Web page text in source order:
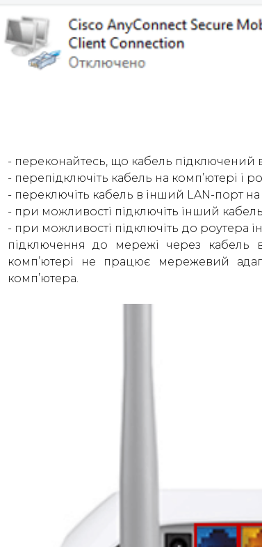
- переконайтесь, що кабель підключений
- перепідключіть кабель на комп’ютері і
- переключіть кабель в інший LAN-порт на
- при можливості підключіть інший
- при можливості підключіть до роутера
підключення до мережі через
комп’ютері не працює мережевий
комп’ютера.